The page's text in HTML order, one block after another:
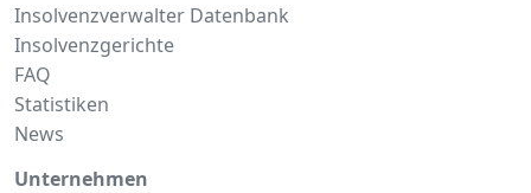
Insolvenzverwalter Datenbank
Insolvenzgerichte
FAQ
Statistiken
News
Unternehmen